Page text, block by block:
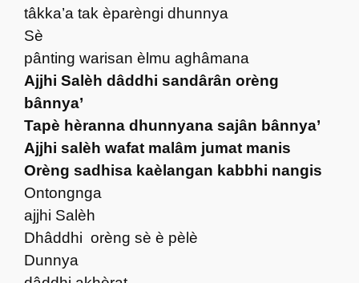
tâkka’a tak èparèngi dhunnya
Sè
pânting warisan èlmu aghâmana
Ajjhi Salèh dâddhi sandârân orèng
bânnya’
Tapè hèranna dhunnyana sajân bânnya’
Ajjhi salèh wafat malâm jumat manis
Orèng sadhisa kaèlangan kabbhi nangis
Ontongnga
ajjhi Salèh
Dhâddhi orèng sè è pèlè
Dunnya